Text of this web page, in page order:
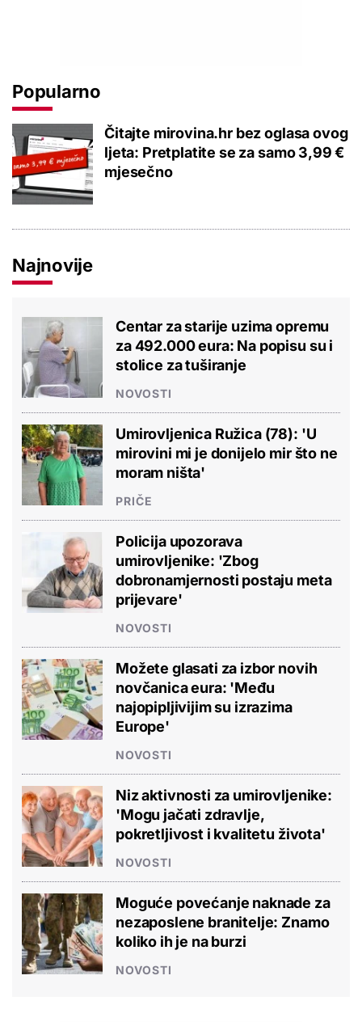
Popularno
Čitajte mirovina.hr bez oglasa ovog
ljeta: Pretplatite se za samo 3,99 €
mjesečno
Najnovije
Centar za starije uzima opremu
za 492.000 eura: Na popisu su i
stolice za tuširanje
NOVOSTI
Umirovljenica Ružica (78): 'U
mirovini mi je donijelo mir što ne
moram ništa'
PRIČE
Policija upozorava
umirovljenike: 'Zbog
dobronamjernosti postaju meta
prijevare'
NOVOSTI
Možete glasati za izbor novih
novčanica eura: 'Među
najopipljivijim su izrazima
Europe'
NOVOSTI
Niz aktivnosti za umirovljenike:
'Mogu jačati zdravlje,
pokretljivost i kvalitetu života'
NOVOSTI
Moguće povećanje naknade za
nezaposlene branitelje: Znamo
koliko ih je na burzi
NOVOSTI